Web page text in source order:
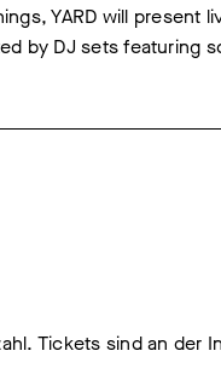
YARD will present
by DJ sets featuring
Tickets sind an der